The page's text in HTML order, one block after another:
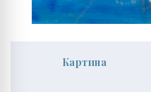
Картина